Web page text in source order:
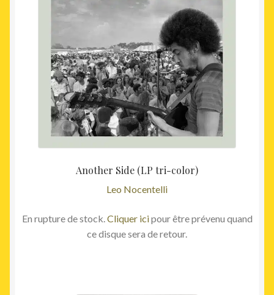
Another Side (LP tri-color)
Leo Nocentelli
En rupture de stock. Cliquer icipour être prévenu quand
ce disque sera de retour.